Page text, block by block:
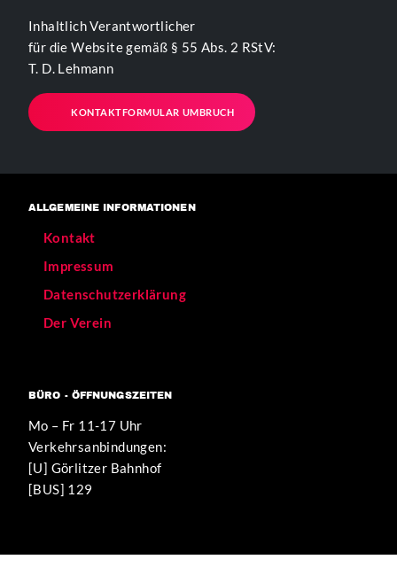
Inhaltlich Verantwortlicher
für die Website gemäß § 55 Abs. 2 RStV:
T. D. Lehmann
KONTAKTFORMULAR UMBRUCH
ALLGEMEINE INFORMATIONEN
Kontakt
Impressum
Datenschutzerklärung
Der Verein
BÜRO - ÖFFNUNGSZEITEN
Mo – Fr 11-17 Uhr
Verkehrsanbindungen:
[U] Görlitzer Bahnhof
[BUS] 129